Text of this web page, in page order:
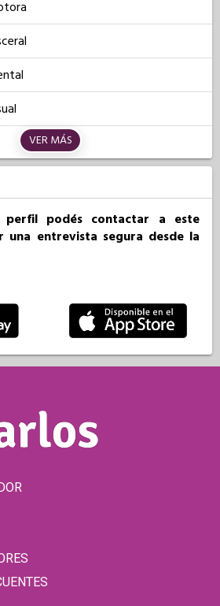
VER MÁS
podés contactar a este
una entrevista segura desde la